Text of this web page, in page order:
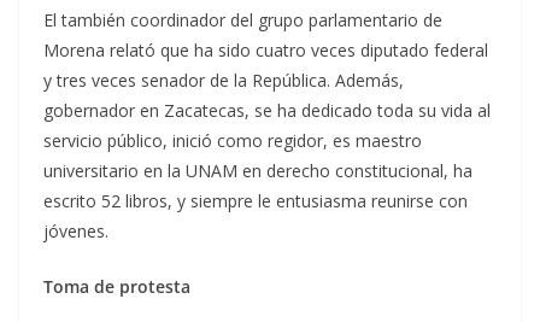
El también coordinador del grupo parlamentario de
Morena relató que ha sido cuatro veces diputado federal
y tres veces senador de la República. Además,
gobernador en Zacatecas, se ha dedicado toda su vida al
servicio público, inició como regidor, es maestro
universitario en la UNAM en derecho constitucional, ha
escrito 52 libros, y siempre le entusiasma reunirse con
jóvenes.
Toma de protesta